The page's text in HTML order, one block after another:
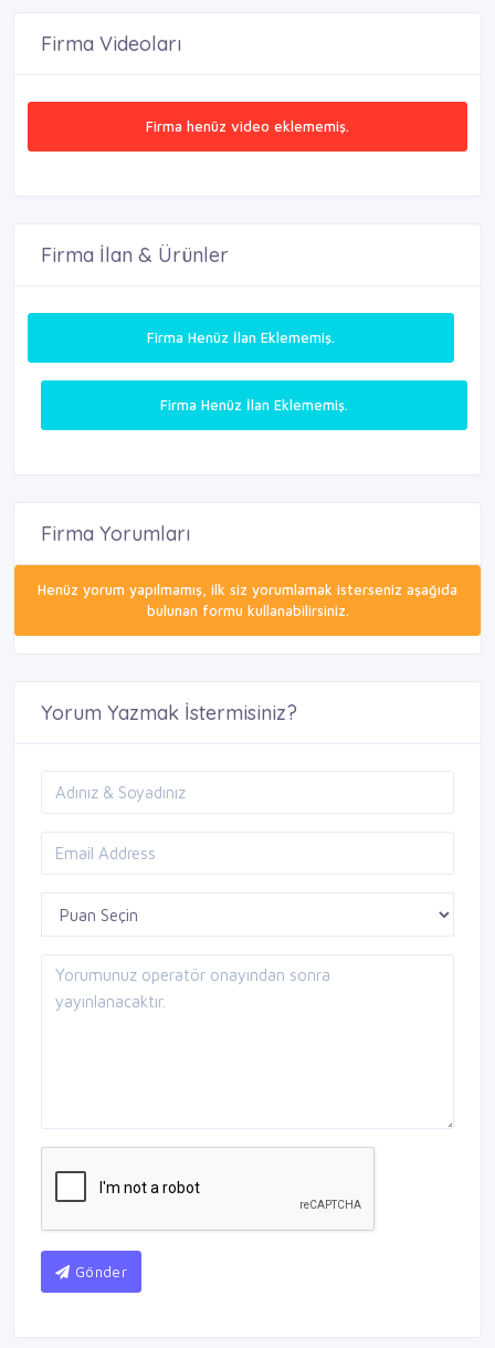
Firma Videoları
Firma henüz video eklememiş.
Firma İlan & Ürünler
Firma Henüz İlan Eklememiş.
Firma Henüz İlan Eklememiş.
Firma Yorumları
Henüz yorum yapılmamış, ilk siz yorumlamak isterseniz aşağıda
bulunan formu kullanabilirsiniz.
Yorum Yazmak İstermisiniz?
Gönder